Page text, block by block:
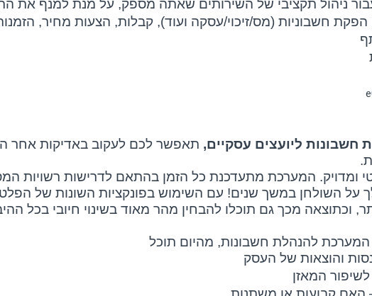
ניהול תקציבי של השירותים שאתה מספק, על מנת למנף את
הפקת חשבוניות (מס/זיכוי/עסקה ועוד), קבלות, הצעות מחיר,
חשבונות ליועצים עסקיים, תאפשר לכם לעקוב באדיקות אחר
ומדויק. המערכת מתעדכנת כל הזמן בהתאם לדרישות רשויות
על השולחן במשך שנים! עם השימוש בפונקציות השונות של
וכתוצאה מכך גם תוכלו להבחין מהר מאוד בשינוי חיובי בכל
המערכת להנהלת חשבונות, מהיום תוכל
והוצאות של העסק
המאזן